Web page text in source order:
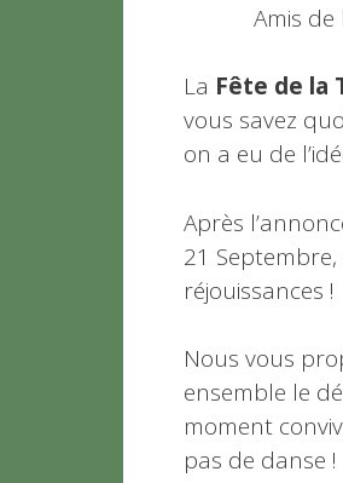
Amis
La Fête de la
vous savez
on a eu de
Après
21
réjouissances !
Nous vous
ensemble le
moment
pas de danse !